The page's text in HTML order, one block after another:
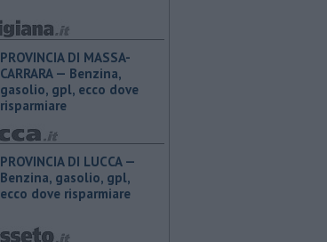
PROVINCIA DI MASSA-
CARRARA — ​Benzina,
gasolio, gpl, ecco dove
risparmiare
PROVINCIA DI LUCCA — ​
Benzina, gasolio, gpl,
ecco dove risparmiare